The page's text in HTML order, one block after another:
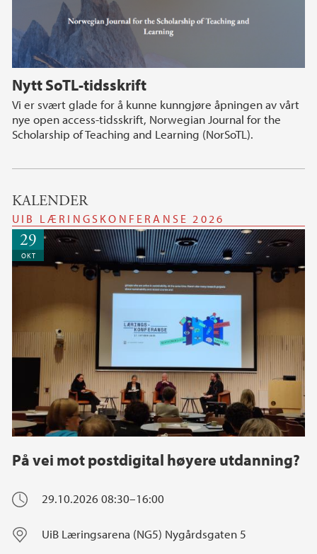
Nytt SoTL-tidsskrift
Vi er svært glade for å kunne kunngjøre åpningen av vårt
nye open access-tidsskrift, Norwegian Journal for the
Scholarship of Teaching and Learning (NorSoTL).
KALENDER
UIB LÆRINGSKONFERANSE 2026
OKT
29
På vei mot postdigital høyere utdanning?
UiB Læringsarena (NG5) Nygårdsgaten 5
29.10.2026 08:30–16:00